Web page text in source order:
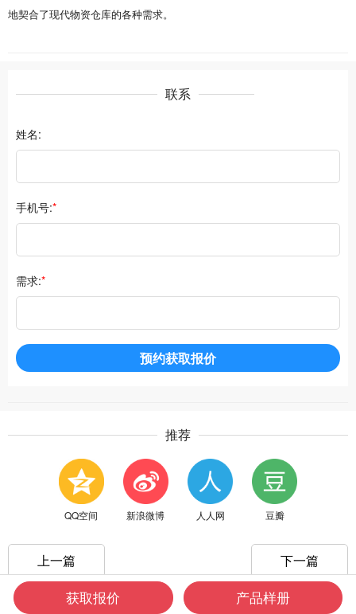
地契合了现代物资仓库的各种需求。
联系
姓名:
手机号:*
需求:*
预约获取报价
推荐
QQ空间 新浪微博 人人网 豆瓣
上一篇 下一篇
技术支持：
获取报价 产品样册